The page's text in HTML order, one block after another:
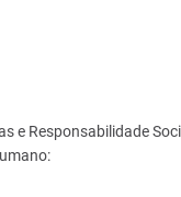
e Responsabilidade